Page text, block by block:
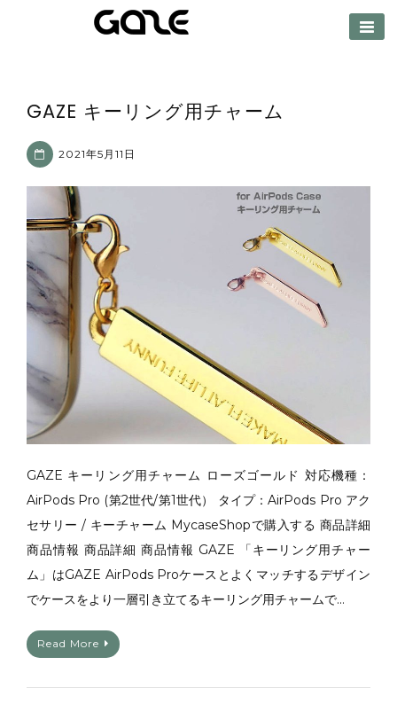
【公式サイト】
GAZE キーリング用チャーム
2021年5月11日
GAZE キーリング用チャーム ローズゴールド 対応機種：
AirPods Pro (第2世代/第1世代） タイプ：AirPods Pro アク
セサリー / キーチャーム MycaseShopで購入する 商品詳細
商品情報 商品詳細 商品情報 GAZE 「キーリング用チャー
ム」はGAZE AirPods Proケースとよくマッチするデザイン
でケースをより一層引き立てるキーリング用チャームで…
Read More